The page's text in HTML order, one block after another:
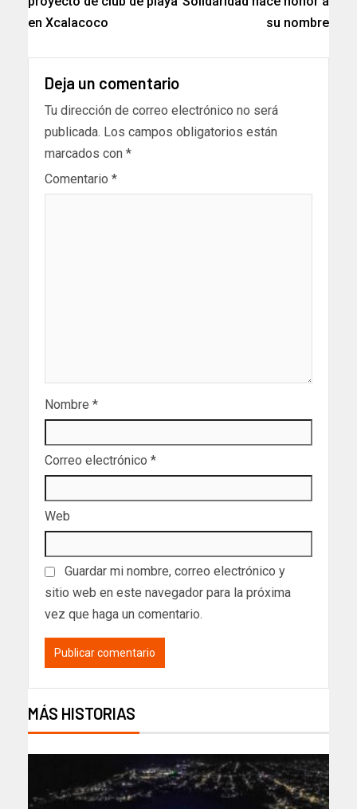
en Xcalacoco
su nombre
Deja un comentario
Tu dirección de correo electrónico no será
publicada. Los campos obligatorios están
marcados con *
Comentario *
Nombre *
Correo electrónico *
Web
Guardar mi nombre, correo electrónico y
sitio web en este navegador para la próxima
vez que haga un comentario.
MÁS HISTORIAS